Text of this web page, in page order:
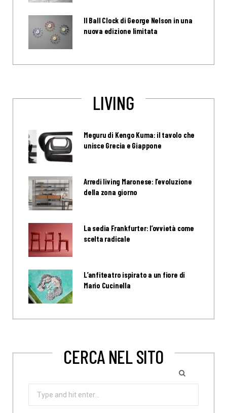
Il Ball Clock di George Nelson in una
nuova edizione limitata
LIVING
Meguru di Kengo Kuma: il tavolo che
unisce Grecia e Giappone
Arredi living Maronese: l’evoluzione
della zona giorno
La sedia Frankfurter: l’ovvietà come
scelta radicale
L’anfiteatro ispirato a un fiore di
Mario Cucinella
CERCA NEL SITO
Search